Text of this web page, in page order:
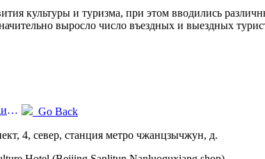
культуры и туризма, при этом вводились
выросло число въездных и выездных
Prev:Конкурс туристических товаров Китая успешно прошел в Сянтане (провинция Хунань).
Go Back
4, север, станция метро чжанцзычжун, д.